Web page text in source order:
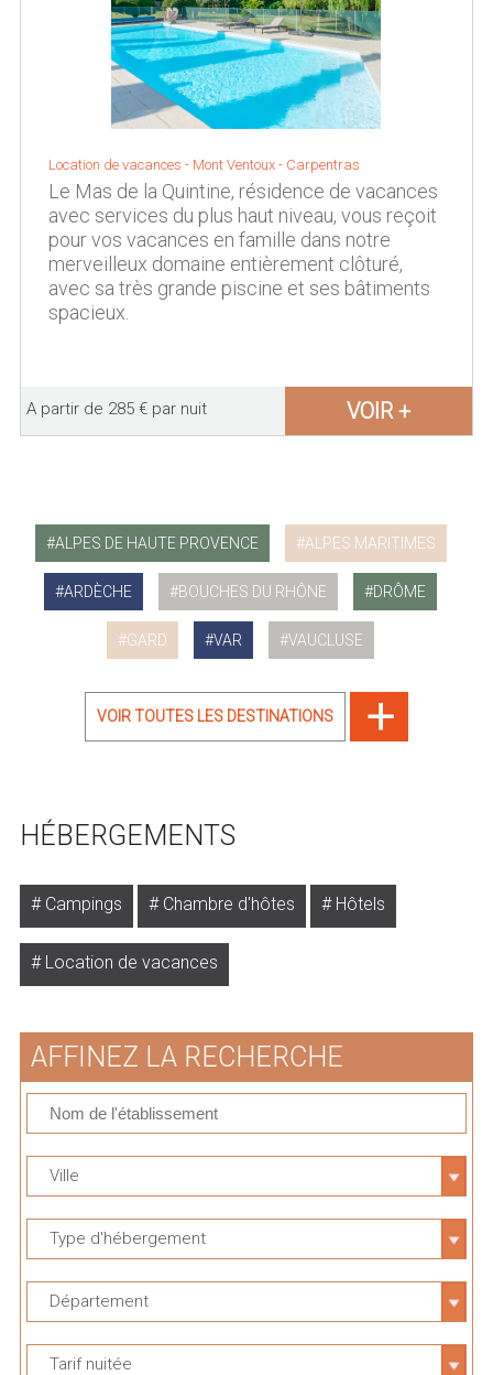
Location de vacances - Mont Ventoux - Carpentras
Le Mas de la Quintine, résidence de vacances
avec services du plus haut niveau, vous reçoit
pour vos vacances en famille dans notre
merveilleux domaine entièrement clôturé,
avec sa très grande piscine et ses bâtiments
spacieux.
A partir de 285 € par nuit VOIR +
ALPES DE HAUTE PROVENCE ALPES MARITIMES
ARDÈCHE BOUCHES DU RHÔNE DRÔME
GARD VAR VAUCLUSE
VOIR TOUTES LES DESTINATIONS
HÉBERGEMENTS
Campings Chambre d'hôtes Hôtels
Location de vacances
AFFINEZ LA RECHERCHE
Ville
Type d'hébergement
Département
Tarif nuitée